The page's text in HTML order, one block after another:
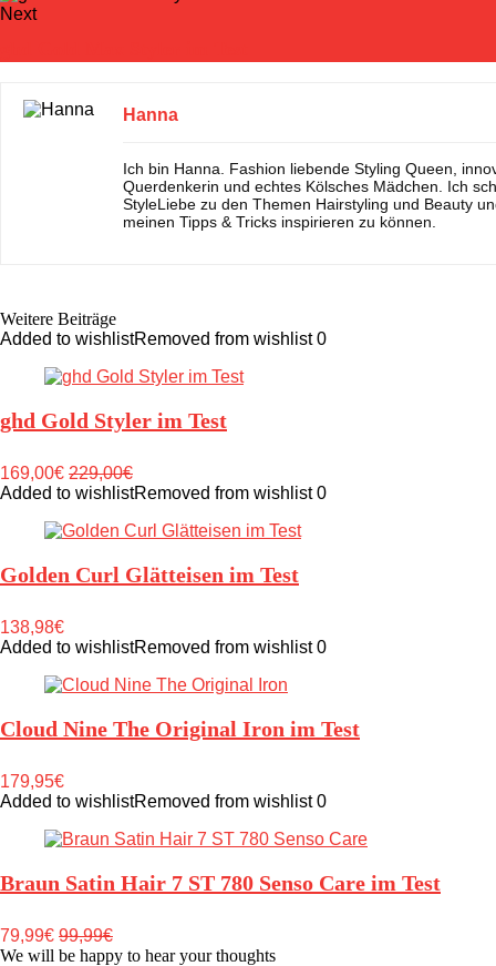
Next
Hanna
Ich bin Hanna. Fashion liebende Styling Queen,
Querdenkerin und echtes Kölsches Mädchen. Ich
StyleLiebe zu den Themen Hairstyling und Beauty
meinen Tipps & Tricks inspirieren zu können.
Weitere Beiträge
Added to wishlistRemoved from wishlist 0
ghd Gold Styler im Test
169,00€ 229,00€
Added to wishlistRemoved from wishlist 0
Golden Curl Glätteisen im Test
138,98€
Added to wishlistRemoved from wishlist 0
Cloud Nine The Original Iron im Test
179,95€
Added to wishlistRemoved from wishlist 0
Braun Satin Hair 7 ST 780 Senso Care im Test
79,99€ 99,99€
We will be happy to hear your thoughts